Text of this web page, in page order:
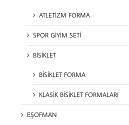
ATLETİZM FORMA
SPOR GİYİM SETİ
BİSİKLET
BİSİKLET FORMA
KLASİK BİSİKLET FORMALARI
EŞOFMAN